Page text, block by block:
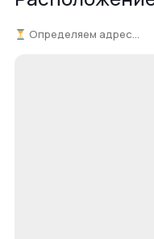
Определяем адрес...